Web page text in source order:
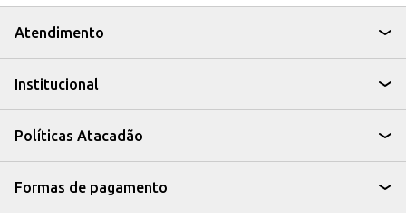
Utilize em eventos e celebrações, oferecendo uma opção leve e saborosa.
Com o Carpaccio de Salmão Swift Congelado, você tem a praticidade de um
produto pronto para o consumo, sem abrir mão do sabor e da qualidade
Atendimento
Institucional
Políticas Atacadão
Formas de pagamento